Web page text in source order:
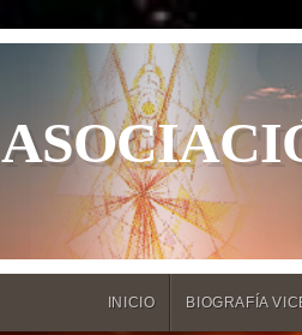
INICIO BIOGRAFÍA